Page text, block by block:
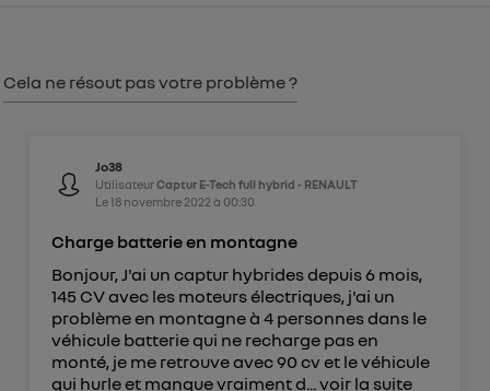
Cela ne résout pas votre problème ?
Jo38
UtilisateurCaptur E-Tech full hybrid - RENAULT
Le18 novembre 2022 à 00:30
Charge batterie en montagne
Bonjour, J'ai un captur hybrides depuis 6 mois,
145 CV avec les moteurs électriques, j'ai un
problème en montagne à 4 personnes dans le
véhicule batterie qui ne recharge pas en
monté, je me retrouve avec 90 cv et le véhicule
qui hurle et manque vraiment d... voir la suite
Pour plus d'informations, veuillez consulter
Politique d'information sur les données